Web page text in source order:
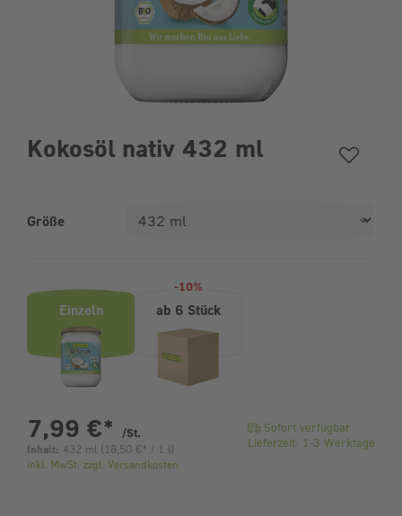
Kokosöl nativ 432 ml
Größe
Einzeln
-10%
ab 6 Stück
7,99 €* /St.
Inhalt: 432 ml ( 18,50 € * / 1 l)
inkl. MwSt. zzgl. Versandkosten
Sofort verfügbar
Lieferzeit: 1-3 Werktage